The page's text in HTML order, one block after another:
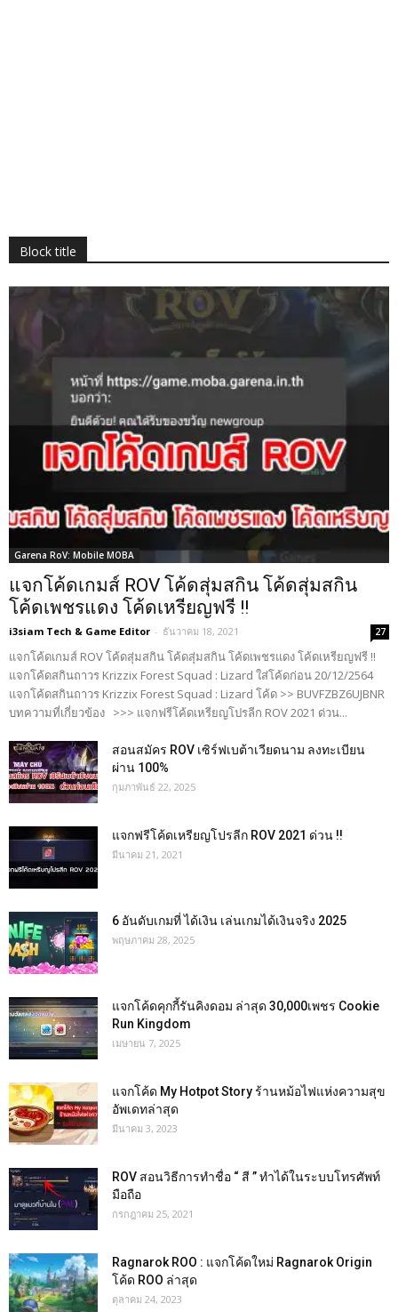
Block title
Garena RoV: Mobile MOBA
แจกโค้ดเกมส์ ROV โค้ดสุ่มสกิน โค้ดสุ่มสกิน
โค้ดเพชรแดง โค้ดเหรียญฟรี !!
i3siam Tech & Game Editor - ธันวาคม 18, 2021 27
แจกโค้ดเกมส์ ROV โค้ดสุ่มสกิน โค้ดสุ่มสกิน โค้ดเพชรแดง โค้ดเหรียญฟรี !!
แจกโค้ดสกินถาวร Krizzix Forest Squad : Lizard ใส่โค้ดก่อน 20/12/2564
แจกโค้ดสกินถาวร Krizzix Forest Squad : Lizard โค้ด >> BUVFZBZ6UJBNR
บทความที่เกี่ยวข้อง >>> แจกฟรีโค้ดเหรียญโปรลีก ROV 2021 ด่วน...
สอนสมัคร ROV เซิร์ฟเบต้าเวียดนาม ลงทะเบียน
ผ่าน 100%
กุมภาพันธ์ 22, 2025
แจกฟรีโค้ดเหรียญโปรลีก ROV 2021 ด่วน !!
มีนาคม 21, 2021
6 อันดับเกมที่ ได้เงิน เล่นเกมได้เงินจริง 2025
พฤษภาคม 28, 2025
แจกโค้ดคุกกี้รันคิงดอม ล่าสุด 30,000เพชร Cookie
Run Kingdom
เมษายน 7, 2025
แจกโค้ด My Hotpot Story ร้านหม้อไฟแห่งความสุข
อัพเดทล่าสุด
มีนาคม 3, 2023
ROV สอนวิธีการทำชื่อ “ สี ” ทำได้ในระบบโทรศัพท์
มือถือ
กรกฎาคม 25, 2021
Ragnarok ROO : แจกโค้ดใหม่ Ragnarok Origin
โค้ด ROO ล่าสุด
ตุลาคม 24, 2023